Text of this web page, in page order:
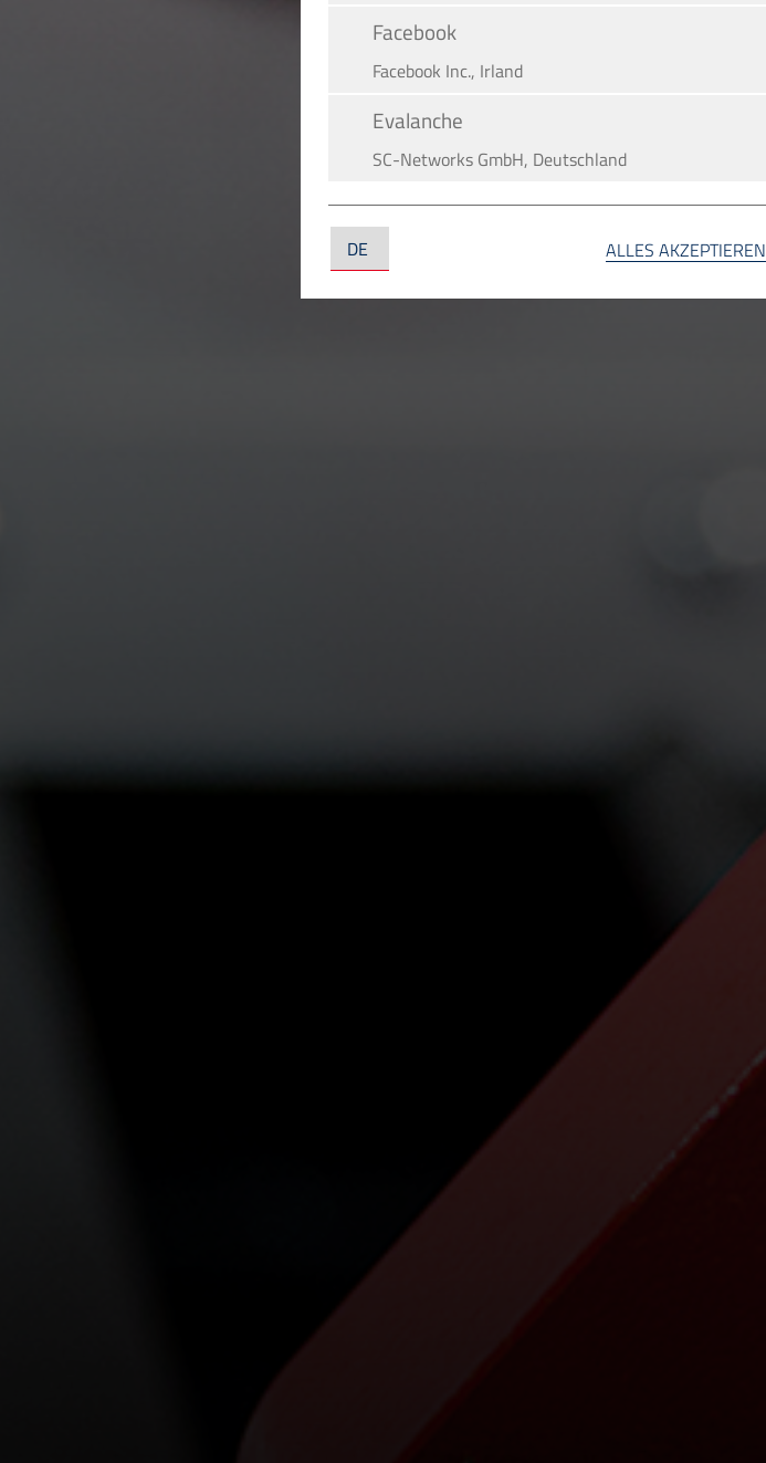
Facebook
Facebook Inc., Irland
Evalanche
SC-Networks GmbH, Deutschland
Google Maps
YouTube
ALLES AKZEPTIEREN